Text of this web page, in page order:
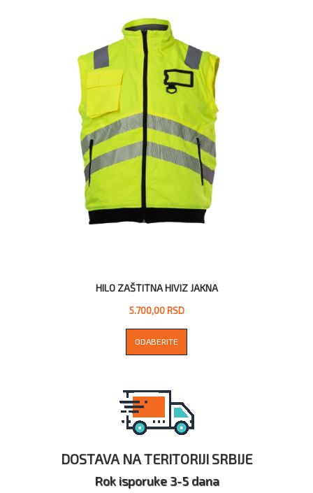
HILO ZAŠTITNA HIVIZ JAKNA
5.700,00 RSD
ODABERITE
DOSTAVA NA TERITORIJI SRBIJE
Rok isporuke 3-5 dana